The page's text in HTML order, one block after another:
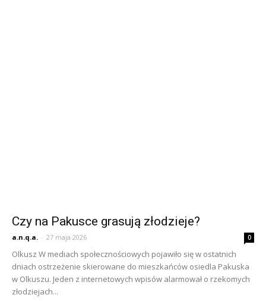
Czy na Pakusce grasują złodzieje?
a.n.q.a. - 27 maja 2026 0
Olkusz W mediach społecznościowych pojawiło się w ostatnich
dniach ostrzeżenie skierowane do mieszkańców osiedla Pakuska
w Olkuszu. Jeden z internetowych wpisów alarmował o rzekomych
złodziejach...